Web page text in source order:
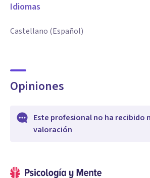
Idiomas
Castellano (Español)
Opiniones
Este profesional no ha recibido
valoración